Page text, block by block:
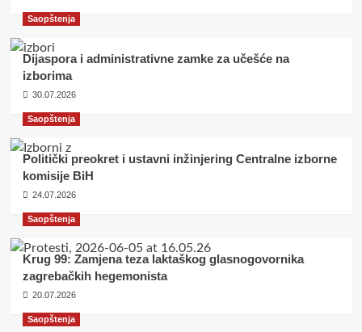
Saopštenja
Dijaspora i administrativne zamke za učešće na
izborima
30.07.2026
Saopštenja
Politički preokret i ustavni inžinjering Centralne izborne
komisije BiH
24.07.2026
Saopštenja
Krug 99: Zamjena teza laktaškog glasnogovornika
zagrebačkih hegemonista
20.07.2026
Saopštenja